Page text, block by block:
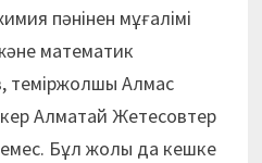
пәнінен мұғалімі
математик
теміржолшы Алмас
Алматай Жетесовтер
Бұл жолы да кешке